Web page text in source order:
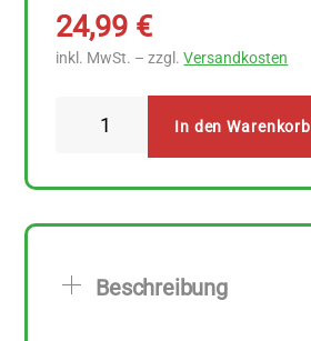
24,99 €
inkl. MwSt. – zzgl.Versandkosten
Stück
In den Warenkorb
Beschreibung